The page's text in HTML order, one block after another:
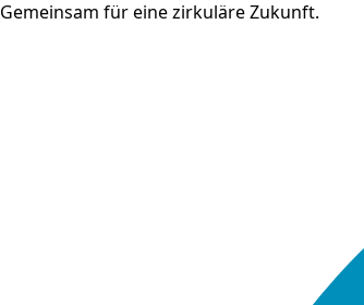
Gemeinsam für eine zirkuläre Zukunft.